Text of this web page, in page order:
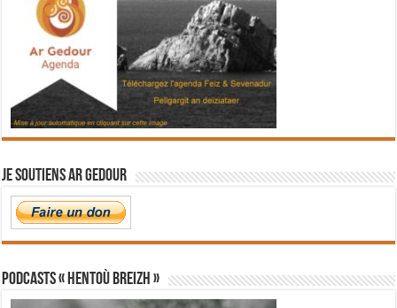
Je soutiens Ar Gedour
PODCASTS « Hentoù Breizh »